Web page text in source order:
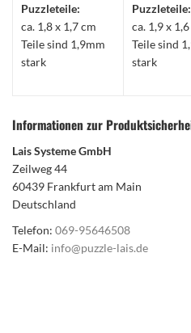
Puzzleteile:
ca. 1,8 x 1,7 cm
Teile sind 1,9mm
stark
Puzzleteile:
ca. 1,9 x
Teile sind
stark
Informationen zur
Lais Systeme GmbH
Zeilweg 44
60439 Frankfurt am Main
Deutschland
Telefon: 069-95646508
E-Mail: info@puzzle-lais.de